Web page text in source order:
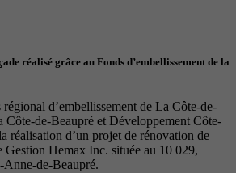
réalisé grâce au Fonds d’embellissement de la
d’embellissement de La Côte-de-
de-Beaupré et Développement Côte-
réalisation d’un projet de rénovation de
Gestion Hemax Inc. située au 10 029,
Anne-de-Beaupré.